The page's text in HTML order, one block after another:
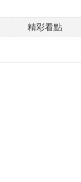
精彩看點